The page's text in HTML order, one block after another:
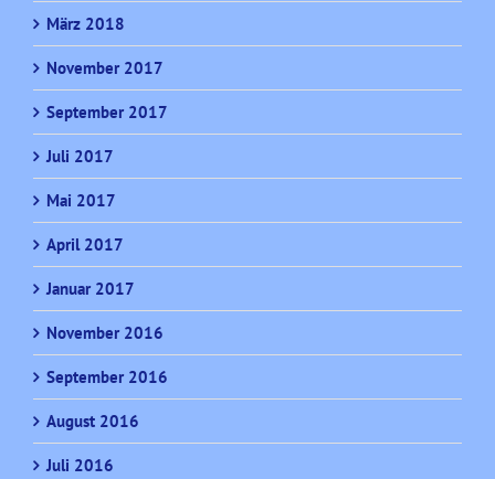
März 2018
November 2017
September 2017
Juli 2017
Mai 2017
April 2017
Januar 2017
November 2016
September 2016
August 2016
Juli 2016